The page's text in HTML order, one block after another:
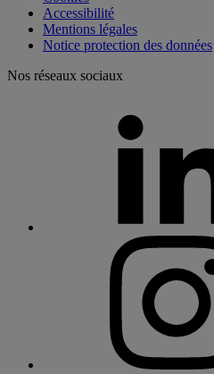
Accessibilité
Mentions légales
Notice protection des données
Nos réseaux sociaux